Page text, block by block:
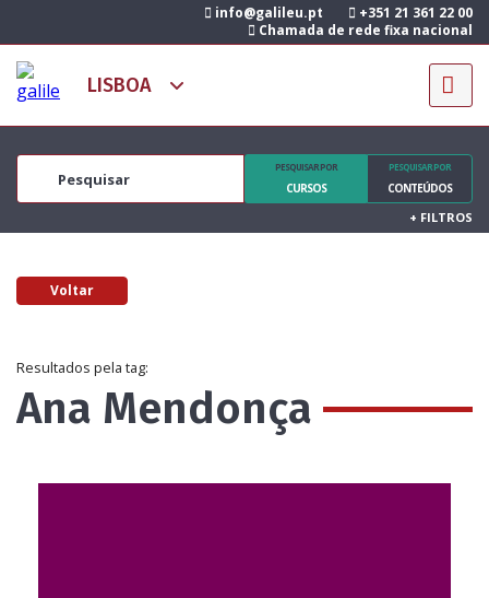
info@galileu.pt
+351 21 361 22 00
Chamada de rede fixa nacional
PESQUISAR POR
CURSOS
PESQUISAR POR
CONTEÚDOS
+ FILTROS
Voltar
Resultados pela tag:
Ana Mendonça